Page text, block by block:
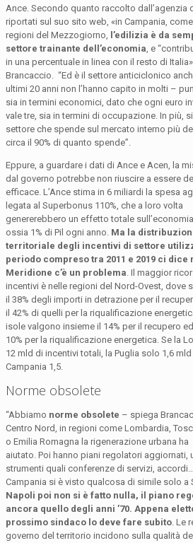
Ance. Secondo quanto raccolto dall’agenzia
riportati sul suo sito web, «in Campania,
regioni del Mezzogiorno, l’edilizia è da
settore trainante dell’economia, e
in una percentuale in linea con il resto di
Brancaccio. “Ed è il settore anticiclonico
ultimi 20 anni non l’hanno capito in molti –
sia in termini economici, dato che ogni euro
vale tre, sia in termini di occupazione. In più,
settore che spende sul mercato interno più
circa il 90% di quanto spende”.
Eppure, a guardare i dati di Ance e Acen, la
dal governo potrebbe non riuscire a essere
efficace. L’Ance stima in 6 miliardi la spesa
legata al Superbonus 110%, che a loro volta
genererebbero un effetto totale
ossia 1% di Pil ogni anno. Ma la
territoriale degli incentivi di settore
periodo compreso tra 2011 e 2019 ci dice
Meridione c’è un problema. Il maggior
incentivi è nelle regioni del Nord-Ovest, dove
il 38% degli importi in detrazione per il
il 42% di quelli per la riqualificazione
isole valgono insieme il 14% per il recupero
10% per la riqualificazione energetica. Se la
12 mld di incentivi totali, la Puglia solo 1,6 mld
Campania 1,5.
Norme obsolete
“Abbiamo norme obsolete – spiega
Centro Nord, in regioni come Lombardia,
o Emilia Romagna la rigenerazione urbana ha
aiutato. Poi hanno piani regolatori aggiornati,
strumenti quali conferenze di servizi,
Campania si è visto qualcosa di simile solo a
Napoli poi non si è fatto nulla, il piano
ancora quello degli anni ’70. Appena
prossimo sindaco lo deve fare subito. Le
governo del territorio incidono sulla qualità